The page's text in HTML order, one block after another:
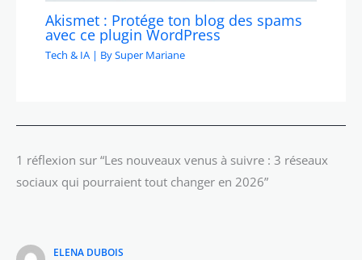
Akismet : Protége ton blog des spams
avec ce plugin WordPress
Tech & IA | BySuper Mariane
1 réflexion sur “Les nouveaux venus à suivre : 3 réseaux
sociaux qui pourraient tout changer en 2026”
ELENA DUBOIS